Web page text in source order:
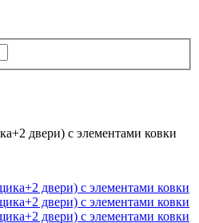
двери) с элементами ковки